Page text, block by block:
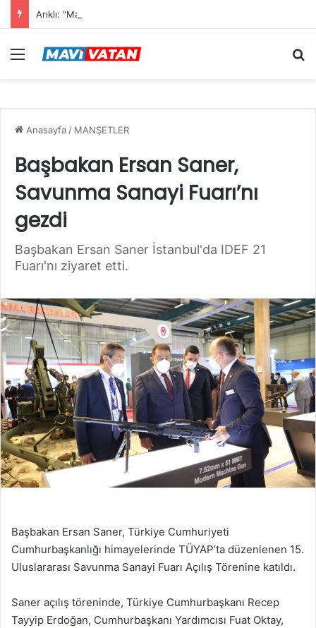
Arıklı: “Mavi Vatan”dan Sonra Hedef “Siber Vatan”
Menü
Anasayfa / MANŞETLER
Başbakan Ersan Saner,
Savunma Sanayi Fuarı’nı
gezdi
Başbakan Ersan Saner İstanbul'da IDEF 21
Fuarı'nı ziyaret etti.
Başbakan Ersan Saner, Türkiye Cumhuriyeti
Cumhurbaşkanlığı himayelerinde TÜYAP’ta düzenlenen 15.
Uluslararası Savunma Sanayi Fuarı Açılış Törenine katıldı.
Saner açılış töreninde, Türkiye Cumhurbaşkanı Recep
Tayyip Erdoğan, Cumhurbaşkanı Yardımcısı Fuat Oktay,